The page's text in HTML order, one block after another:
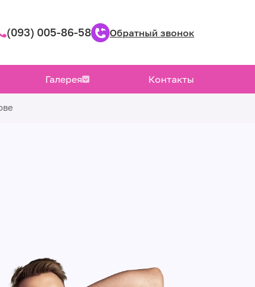
(093) 005-86-58 Обратный звонок
Галерея Контакты